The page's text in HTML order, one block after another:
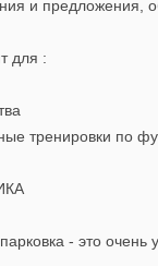
и предложения,
для :
тренировки по
- это очень